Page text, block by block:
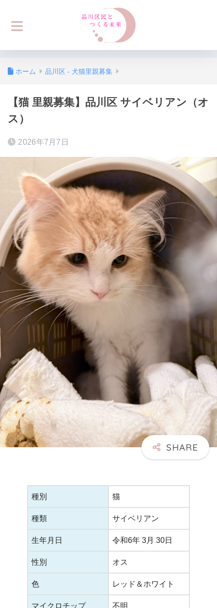
ホーム 品川区 - 犬猫里親募集
【猫 里親募集】品川区 サイベリアン（オ
ス）
2026年7月7日
種別 猫
種類 サイベリアン
生年月日 令和6年 3月 30日
性別 オス
色 レッド＆ホワイト
マイクロチップ 不明